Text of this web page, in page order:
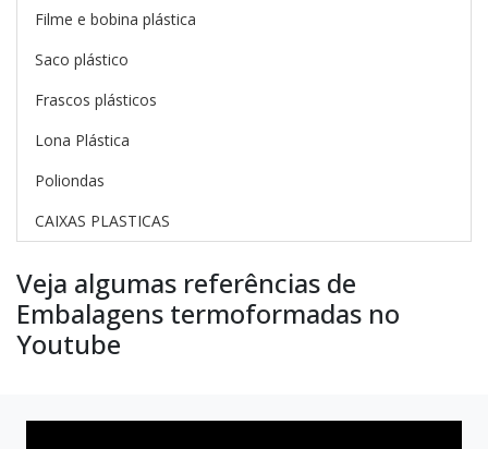
Filme e bobina plástica
Saco plástico
Frascos plásticos
Lona Plástica
Poliondas
CAIXAS PLASTICAS
Veja algumas referências de
Embalagens termoformadas no
Youtube